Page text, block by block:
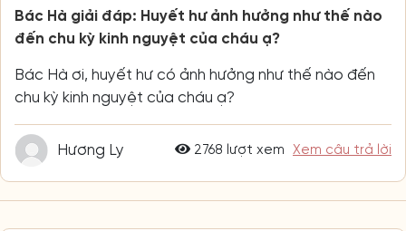
Bác Hà giải đáp: Huyết hư ảnh hưởng như thế nào
đến chu kỳ kinh nguyệt của cháu ạ?
Bác Hà ơi, huyết hư có ảnh hưởng như thế nào đến
chu kỳ kinh nguyệt của cháu ạ?
Hương Ly 2768 lượt xem Xem câu trả lời